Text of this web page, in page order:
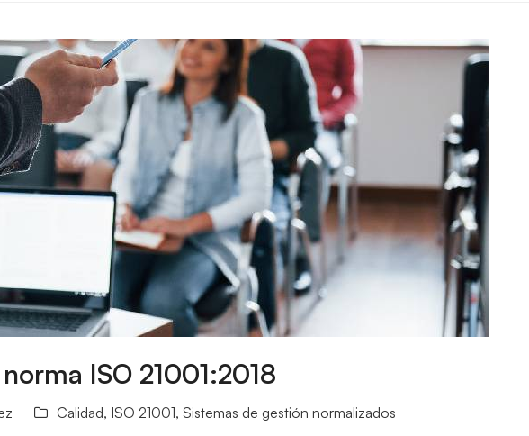
ISO 21001:2018
Calidad, ISO 21001, Sistemas de gestión normalizados